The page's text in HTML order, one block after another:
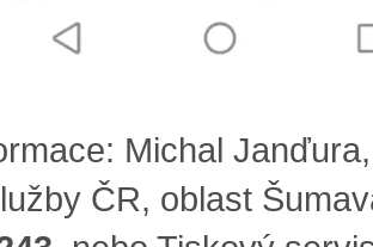
Michal
ČR, oblast